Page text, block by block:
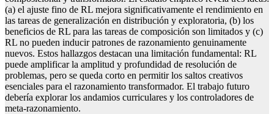
(a) el ajuste fino de RL mejora significativamente el rendimiento en
las tareas de generalización en distribución y exploratoria, (b) los
beneficios de RL para las tareas de composición son limitados y (c)
RL no pueden inducir patrones de razonamiento genuinamente
nuevos. Estos hallazgos destacan una limitación fundamental: RL
puede amplificar la amplitud y profundidad de resolución de
problemas, pero se queda corto en permitir los saltos creativos
esenciales para el razonamiento transformador. El trabajo futuro
debería explorar los andamios curriculares y los controladores de
meta-razonamiento.